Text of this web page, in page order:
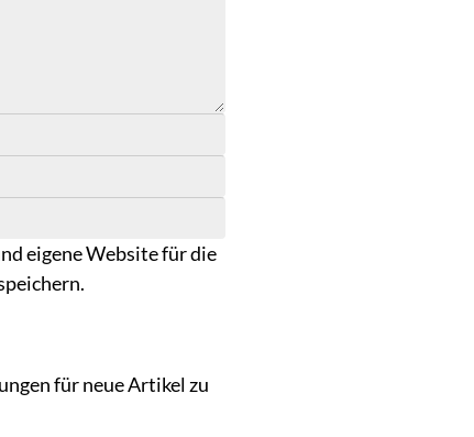
eigene Website für die
für neue Artikel zu